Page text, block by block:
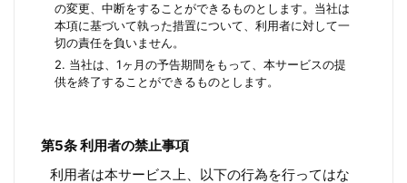
の変更、中断をすることができるものとします。当社は
本項に基づいて執った措置について、利用者に対して一
切の責任を負いません。
2. 当社は、1ヶ月の予告期間をもって、本サービスの提
供を終了することができるものとします。
第5条 利用者の禁止事項
利用者は本サービス上、以下の行為を行ってはな